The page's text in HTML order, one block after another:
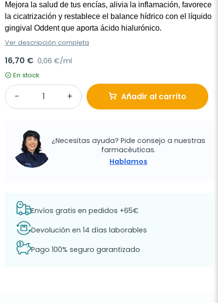
Mejora la salud de tus encías, alivia la inflamación, favorece
la cicatrización y restablece el balance hídrico con el líquido
gingival Oddent que aporta ácido hialurónico.
Ver descripción completa
16,70 € 0,06 €/ml
En stock
Añadir al carrito
¿Necesitas ayuda? Pide consejo a nuestras
farmacéuticas.
Hablamos
Envíos gratis en pedidos +65€
Devolución en 14 días laborables
Pago 100% seguro garantizado